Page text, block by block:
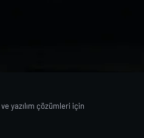
ve yazılım çözümleri için